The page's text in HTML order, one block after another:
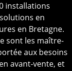
installations
en
en Bretagne.
sont les maître-
aux besoins
avant-vente, et